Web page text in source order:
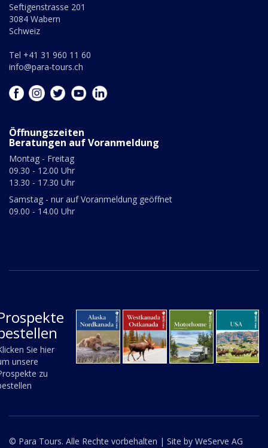
Seftigenstrasse 201
3084 Wabern
Schweiz
Tel +41 31 960 11 60
info@para-tours.ch
Öffnungszeiten
Beratungen auf Voranmeldung
Montag - Freitag
09.30 - 12.00 Uhr
13.30 - 17.30 Uhr
Samstag - nur auf Voranmeldung geöffnet
09.00 - 14.00 Uhr
Sie hier
unsere
zu
© Para Tours. Alle Rechte vorbehalten | Site by WeServe AG